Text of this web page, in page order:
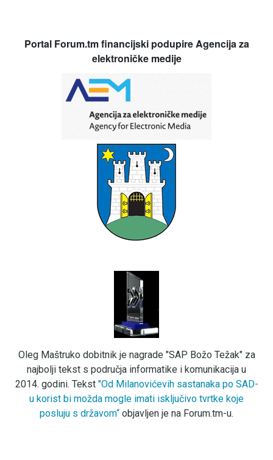
Portal Forum.tm financijski podupire Agencija za
elektroničke medije
Oleg Maštruko dobitnik je nagrade "SAP Božo Težak" za
najbolji tekst s područja informatike i komunikacija u
2014. godini. Tekst "Od Milanovićevih sastanaka po SAD-
u korist bi možda mogle imati isključivo tvrtke koje
posluju s državom“ objavljen je na Forum.tm-u.